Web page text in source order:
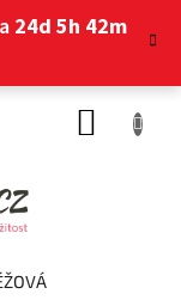
24d 5h 42m